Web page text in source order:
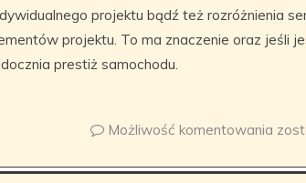
projektu bądź też rozróżnienia
projektu. To ma znaczenie oraz jeśli
prestiż samochodu.
Możliwość komentowania